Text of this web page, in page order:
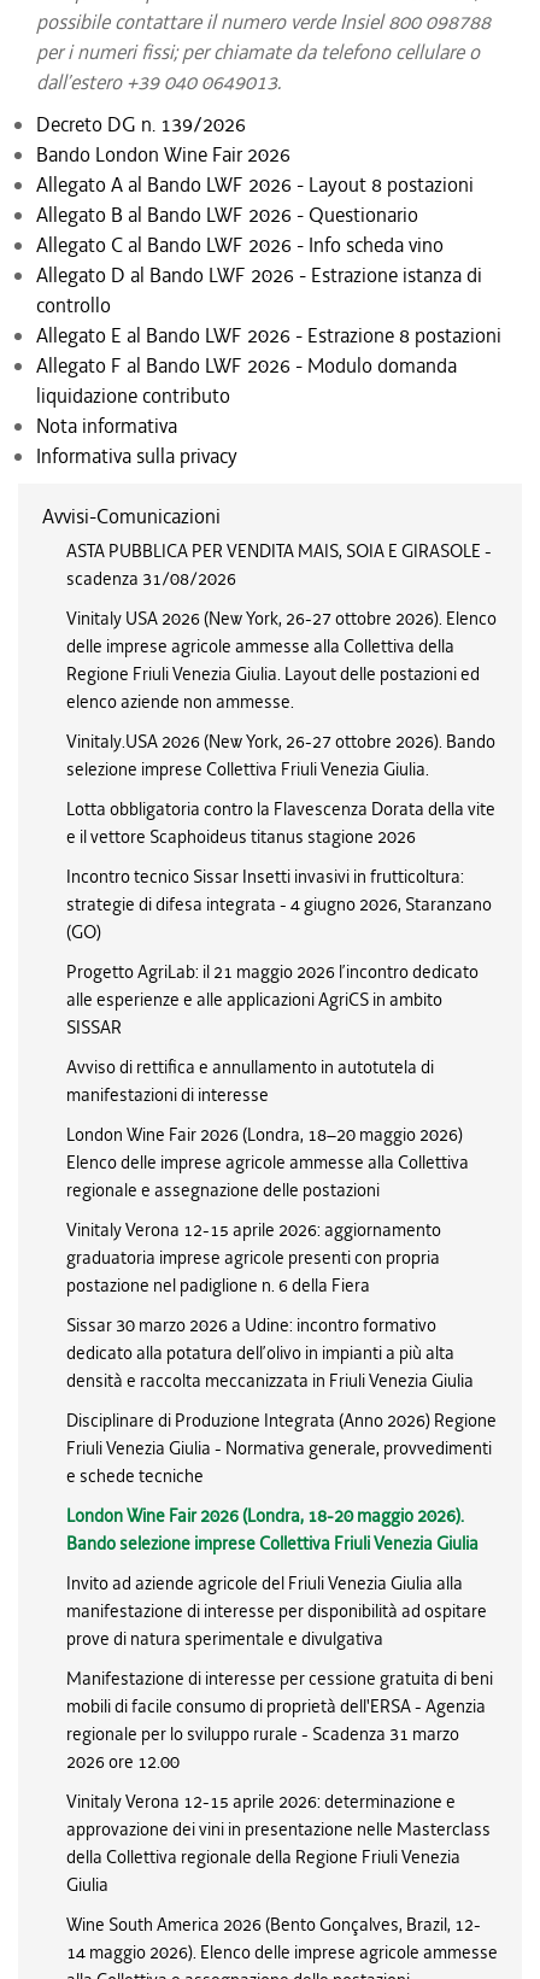
possibile contattare il numero verde Insiel 800 098788
per i numeri fissi; per chiamate da telefono cellulare o
dall’estero +39 040 0649013.
Decreto DG n. 139/2026
Bando London Wine Fair 2026
Allegato A al Bando LWF 2026 - Layout 8 postazioni
Allegato B al Bando LWF 2026 - Questionario
Allegato C al Bando LWF 2026 - Info scheda vino
Allegato D al Bando LWF 2026 - Estrazione istanza di
controllo
Allegato E al Bando LWF 2026 - Estrazione 8 postazioni
Allegato F al Bando LWF 2026 - Modulo domanda
liquidazione contributo
Nota informativa
Informativa sulla privacy
Avvisi-Comunicazioni
ASTA PUBBLICA PER VENDITA MAIS, SOIA E GIRASOLE -
scadenza 31/08/2026
Vinitaly USA 2026 (New York, 26-27 ottobre 2026). Elenco
delle imprese agricole ammesse alla Collettiva della
Regione Friuli Venezia Giulia. Layout delle postazioni ed
elenco aziende non ammesse.
Vinitaly.USA 2026 (New York, 26-27 ottobre 2026). Bando
selezione imprese Collettiva Friuli Venezia Giulia.
Lotta obbligatoria contro la Flavescenza Dorata della vite
e il vettore Scaphoideus titanus stagione 2026
Incontro tecnico Sissar Insetti invasivi in frutticoltura:
strategie di difesa integrata - 4 giugno 2026, Staranzano
(GO)
Progetto AgriLab: il 21 maggio 2026 l’incontro dedicato
alle esperienze e alle applicazioni AgriCS in ambito
SISSAR
Avviso di rettifica e annullamento in autotutela di
manifestazioni di interesse
London Wine Fair 2026 (Londra, 18–20 maggio 2026)
Elenco delle imprese agricole ammesse alla Collettiva
regionale e assegnazione delle postazioni
Vinitaly Verona 12-15 aprile 2026: aggiornamento
graduatoria imprese agricole presenti con propria
postazione nel padiglione n. 6 della Fiera
Sissar 30 marzo 2026 a Udine: incontro formativo
dedicato alla potatura dell’olivo in impianti a più alta
densità e raccolta meccanizzata in Friuli Venezia Giulia
Disciplinare di Produzione Integrata (Anno 2026) Regione
Friuli Venezia Giulia - Normativa generale, provvedimenti
e schede tecniche
London Wine Fair 2026 (Londra, 18-20 maggio 2026).
Bando selezione imprese Collettiva Friuli Venezia Giulia
Invito ad aziende agricole del Friuli Venezia Giulia alla
manifestazione di interesse per disponibilità ad ospitare
prove di natura sperimentale e divulgativa
Manifestazione di interesse per cessione gratuita di beni
mobili di facile consumo di proprietà dell'ERSA - Agenzia
regionale per lo sviluppo rurale - Scadenza 31 marzo
2026 ore 12.00
Vinitaly Verona 12-15 aprile 2026: determinazione e
approvazione dei vini in presentazione nelle Masterclass
della Collettiva regionale della Regione Friuli Venezia
Giulia
Wine South America 2026 (Bento Gonçalves, Brazil, 12-
14 maggio 2026). Elenco delle imprese agricole ammesse